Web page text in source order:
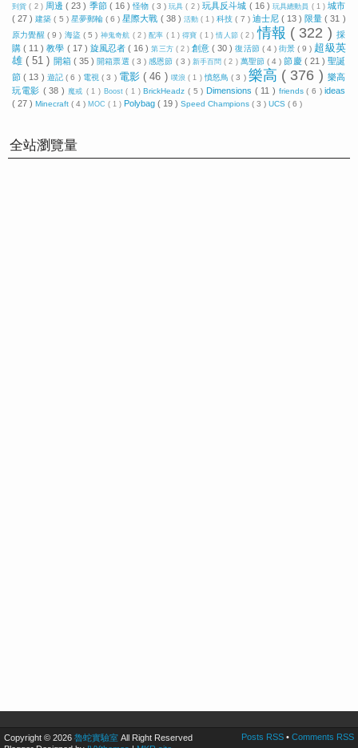
到貨( 2 ) 周邊( 23 ) 季節 ( 16 )怪物 ( 3 ) 玩具( 2 ) 玩具反斗城 ( 16 ) 玩具總動員 ( 1 ) 城市
( 27 )建築( 5 ) 星夢郵輪( 6 )星際大戰 ( 38 ) 活動( 1 )科技( 7 ) 迪士尼 ( 13 ) 限量( 31 )
原力覺醒 ( 9 ) 海盜( 5 ) 神鬼奇航 ( 2 )配率 ( 1 )得寶 ( 1 )情人節( 2 )情報 ( 322 ) 採
購( 11 )教學 ( 17 ) 旋風忍者( 16 )第三方 ( 2 ) 創意( 30 )復活節 ( 4 ) 街景( 9 ) 超級英
雄( 51 ) 開箱 ( 35 ) 開箱票選 ( 3 )感恩節 ( 3 ) 新手百問( 2 ) 萬聖節( 4 )節慶 ( 21 )聖誕
節( 13 ) 遊記( 6 ) 電視( 3 ) 電影( 46 ) 噗浪( 1 ) 憤怒鳥( 3 ) 樂高 ( 376 ) 樂高
玩電影 ( 38 ) 魔戒 ( 1 ) Boost( 1 ) BrickHeadz( 5 ) Dimensions ( 11 ) friends( 6 )ideas
( 27 ) Minecraft ( 4 ) MOC ( 1 ) Polybag ( 19 ) Speed Champions ( 3 ) UCS ( 6 )
全站瀏覽量
Copyright © 2026 魯蛇實驗室 All Right Reserved
Posts RSS • Comments RSS